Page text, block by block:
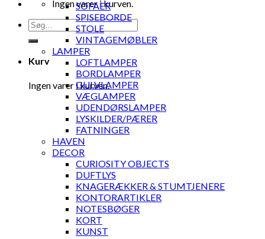
Ingen varer i kurven.
Søg
efter:
Kurv
Ingen varer i kurven.
SOFAER
SPISEBORDE
STOLE
VINTAGEMØBLER
LAMPER
LOFTLAMPER
BORDLAMPER
GULVLAMPER
VÆGLAMPER
UDENDØRSLAMPER
LYSKILDER/PÆRER
FATNINGER
HAVEN
DECOR
CURIOSITY OBJECTS
DUFTLYS
KNAGERÆKKER & STUMTJENERE
KONTORARTIKLER
NOTESBØGER
KORT
KUNST